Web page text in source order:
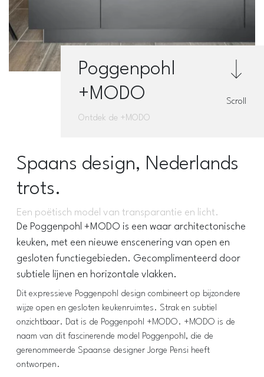
Poggenpohl
+MODO
Ontdek de +MODO
Scroll
Spaans design, Nederlands
trots.
Een poëtisch model van transparantie en licht.
De Poggenpohl +MODO is een waar architectonische
keuken, met een nieuwe enscenering van open en
gesloten functiegebieden. Gecomplimenteerd door
subtiele lijnen en horizontale vlakken.
Dit expressieve Poggenpohl design combineert op bijzondere
wijze open en gesloten keukenruimtes. Strak en subtiel
onzichtbaar. Dat is de Poggenpohl +MODO. +MODO is de
naam van dit fascinerende model Poggenpohl, die de
gerenommeerde Spaanse designer Jorge Pensi heeft
ontworpen.